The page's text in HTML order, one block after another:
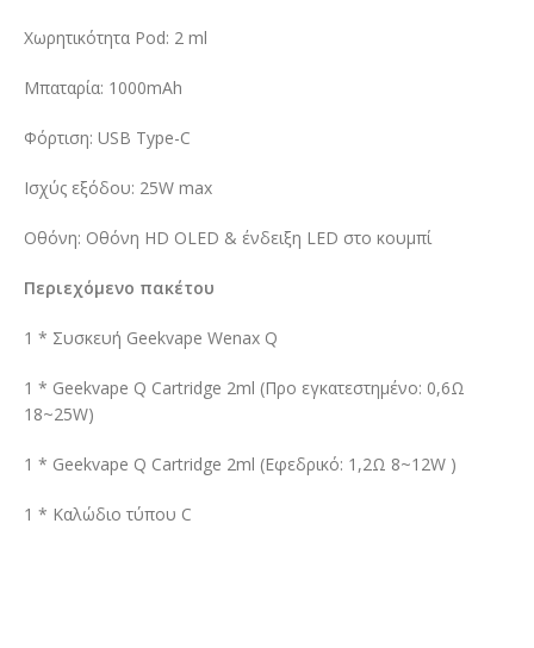
Χωρητικότητα Pod: 2 ml
Μπαταρία: 1000mAh
Φόρτιση: USB Type-C
Ισχύς εξόδου: 25W max
Οθόνη: Οθόνη HD OLED & ένδειξη LED στο κουμπί
Περιεχόμενο πακέτου
1 * Συσκευή Geekvape Wenax Q
1 * Geekvape Q Cartridge 2ml (Προ εγκατεστημένο: 0,6Ω
18~25W)
1 * Geekvape Q Cartridge 2ml (Εφεδρικό: 1,2Ω 8~12W )
1 * Καλώδιο τύπου C